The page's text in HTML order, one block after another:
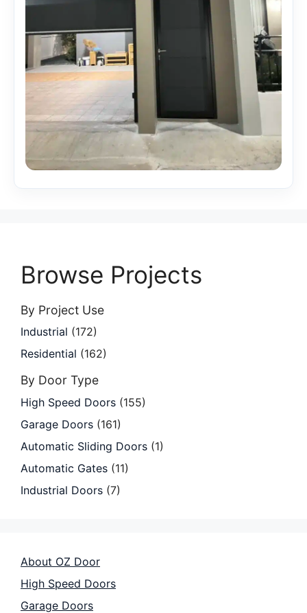
Browse Projects
By Project Use
Industrial (172)
Residential (162)
By Door Type
High Speed Doors (155)
Garage Doors (161)
Automatic Sliding Doors (1)
Automatic Gates (11)
Industrial Doors (7)
About OZ Door
High Speed Doors
Garage Doors